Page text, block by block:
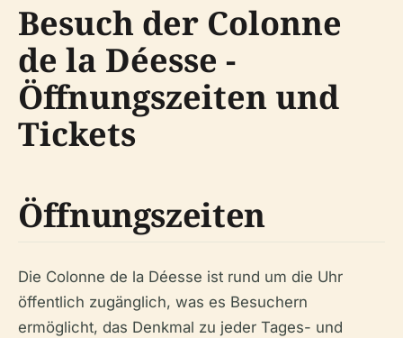
Besuch der Colonne
de la Déesse -
Öffnungszeiten und
Tickets
Öffnungszeiten
Die Colonne de la Déesse ist rund um die Uhr
öffentlich zugänglich, was es Besuchern
ermöglicht, das Denkmal zu jeder Tages- und